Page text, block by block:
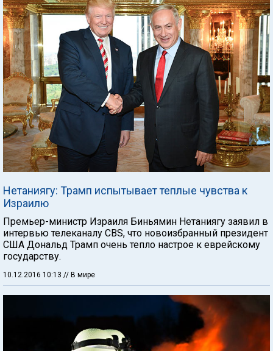
Нетаниягу: Трамп испытывает теплые чувства к
Израилю
Премьер-министр Израиля Биньямин Нетаниягу заявил в
интервью телеканалу CBS, что новоизбранный президент
США Дональд Трамп очень тепло настрое к еврейскому
государству.
10.12.2016 10:13 // В мире